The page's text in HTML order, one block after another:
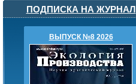
ПОДПИСКА НА ЖУРНАЛ
ВЫПУСК №8 2026